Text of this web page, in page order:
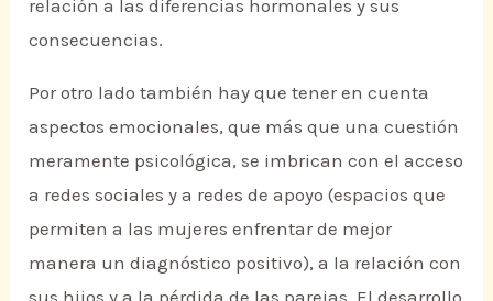
relación a las diferencias hormonales y sus
consecuencias.
Por otro lado también hay que tener en cuenta
aspectos emocionales, que más que una cuestión
meramente psicológica, se imbrican con el acceso
a redes sociales y a redes de apoyo (espacios que
permiten a las mujeres enfrentar de mejor
manera un diagnóstico positivo), a la relación con